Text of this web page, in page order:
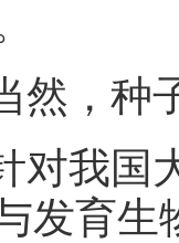
然，种
对我国
发育生